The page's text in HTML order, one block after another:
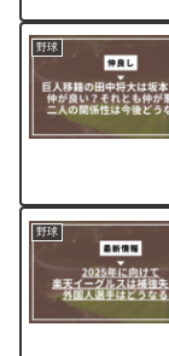
野球
野球